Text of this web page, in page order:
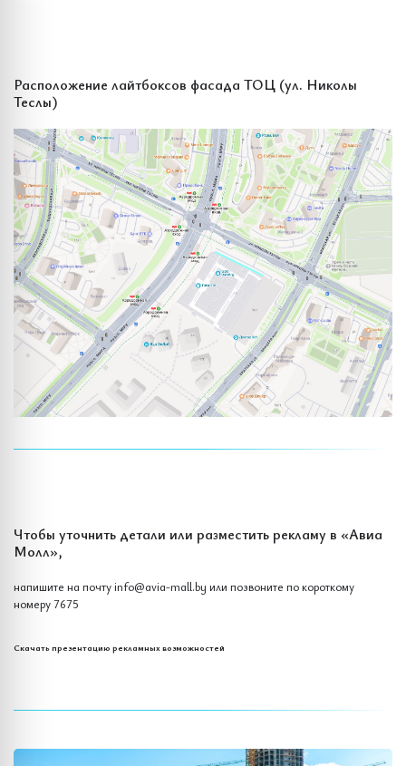
Расположение лайтбоксов фасада ТОЦ (ул. Николы
Теслы)
Чтобы уточнить детали или разместить рекламу в «Авиа
Молл»,
напишите на почтуinfo@avia-mall.by или позвоните по короткому
номеру7675
Скачать презентацию рекламных возможностей